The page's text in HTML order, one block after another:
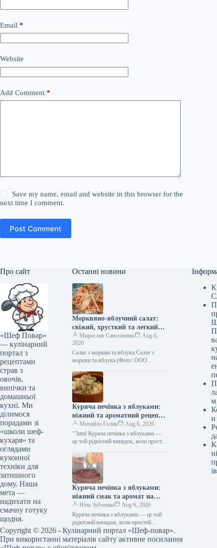
Email *
Website
Add Comment *
Save my name, email and website in this browser for the
next time I comment.
Post Comment
Про сайт
«Шеф Повар»
— кулінарний
портал з
рецептами
страв з
овочів,
випічки та
домашньої
кухні. Ми
ділимося
порадами зі
«школи шеф-
кухаря» та
оглядами
кухонної
техніки для
затишного
дому. Наша
мета —
надихати на
смачну готуку
щодня.
Останні новини
Морквяно-яблучний салат:
свіжий, хрусткий та легкий
рецепт з фото
Мирослав Самсоненко
Aug 6,
2026
Салат з моркви та яблука Салат з
моркви та яблука (Фото: ООО
Існують страви, які здаються
неймовірно…
Куряча печінка з яблуками:
ніжний та ароматний рецепт з
покроковими фото
Михайло Голик
Aug 6, 2026
“`html Куряча печінка з яблуками —
це той рідкісний випадок, коли простий
ресторанну страву завдяки
правильному поєднанню…
Куряча печінка з яблуками:
ніжний смак та аромат на
вашому столі
Ніна Зубченко
Aug 6, 2026
Куряча печінка з яблуками — це той
рідкісний випадок, коли простий
субпродукт перетворюється на
ресторанну страву завдяки вдалому
поєднанню інгредієнтів.…
м
и
ів
Copyright © 2026 - Кулінарний портал «Шеф-повар».
При використанні матеріалів сайту активне посилання